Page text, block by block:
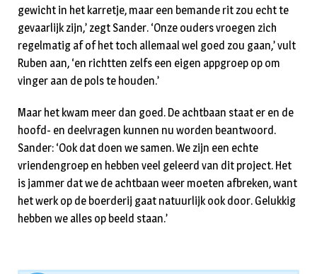
gewicht in het karretje, maar een bemande rit zou echt te
gevaarlijk zijn,’ zegt Sander. ‘Onze ouders vroegen zich
regelmatig af of het toch allemaal wel goed zou gaan,’ vult
Ruben aan, ‘en richtten zelfs een eigen appgroep op om
vinger aan de pols te houden.’
Maar het kwam meer dan goed. De achtbaan staat er en de
hoofd- en deelvragen kunnen nu worden beantwoord.
Sander: ‘Ook dat doen we samen. We zijn een echte
vriendengroep en hebben veel geleerd van dit project. Het
is jammer dat we de achtbaan weer moeten afbreken, want
het werk op de boerderij gaat natuurlijk ook door. Gelukkig
hebben we alles op beeld staan.’